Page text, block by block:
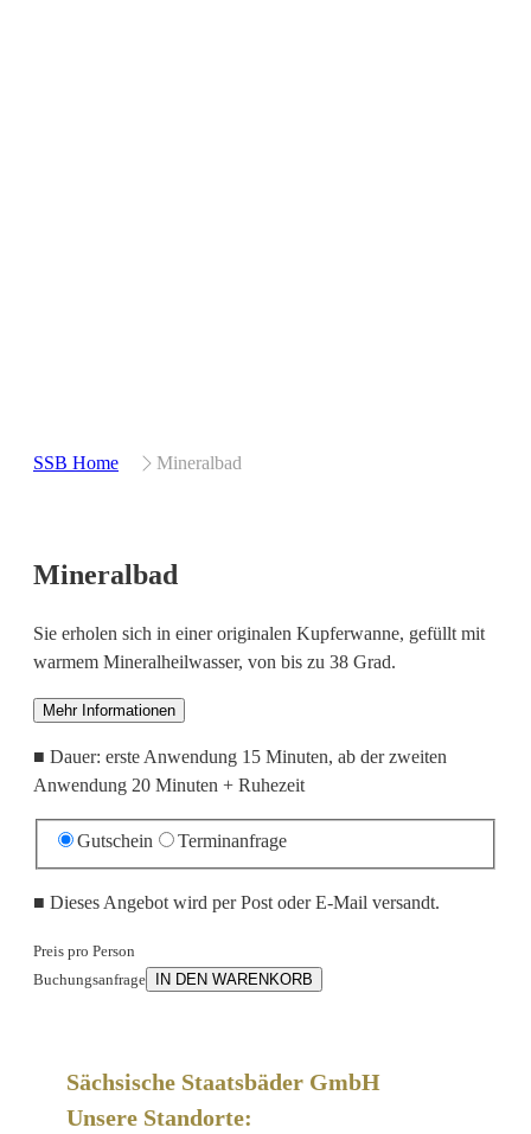
SSB Home Mineralbad
Mineralbad
Sie erholen sich in einer originalen Kupferwanne, gefüllt mit
warmem Mineralheilwasser, von bis zu 38 Grad.
Mehr Informationen
■ Dauer: erste Anwendung 15 Minuten, ab der zweiten
Anwendung 20 Minuten + Ruhezeit
Gutschein Terminanfrage
■ Dieses Angebot wird per Post oder E-Mail versandt.
Preis pro Person
Buchungsanfrage
IN DEN WARENKORB
Sächsische Staatsbäder GmbH
Unsere Standorte: